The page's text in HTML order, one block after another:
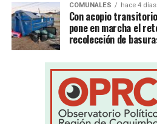
COMUNALES hace 4 días
Con acopio
pone en marcha el
recolección de